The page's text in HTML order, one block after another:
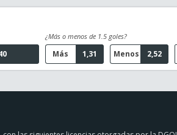
¿Más o menos de 1.5 goles?
1,31
Más 2,52
Menos